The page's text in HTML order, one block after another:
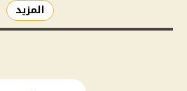
المزيد